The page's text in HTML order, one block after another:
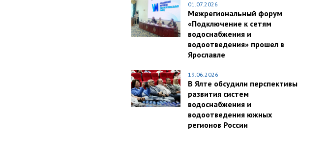
01.07.2026
Межрегиональный форум
«Подключение к сетям
водоснабжения и
водоотведения» прошел в
Ярославле
19.06.2026
В Ялте обсудили перспективы
развития систем
водоснабжения и
водоотведения южных
регионов России